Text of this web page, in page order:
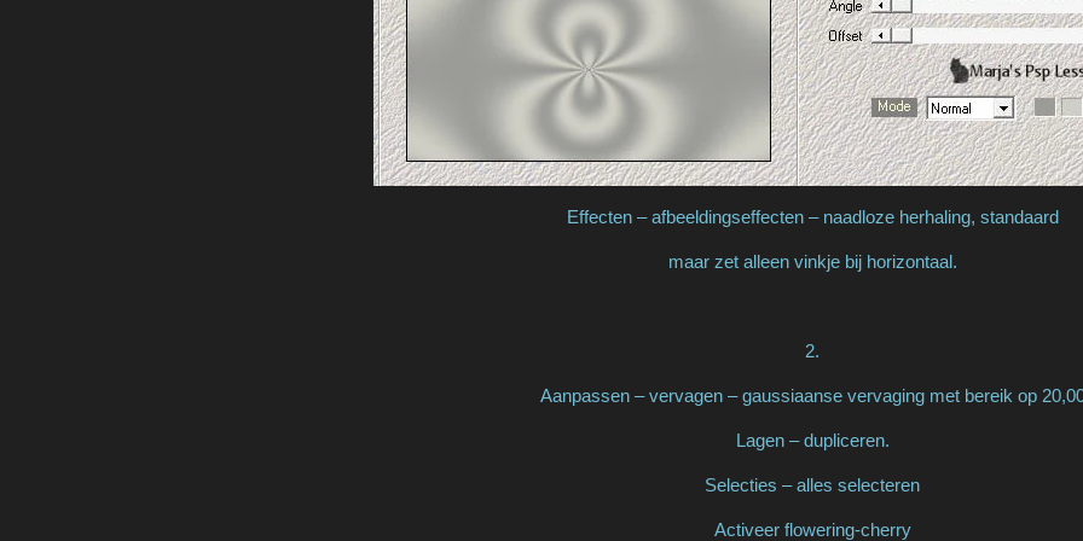
Effecten – afbeeldingseffecten – naadloze herhaling, standaard
maar zet alleen vinkje bij horizontaal.
2.
Aanpassen – vervagen – gaussiaanse vervaging met bereik op
Lagen – dupliceren.
Selecties – alles selecteren
Activeer flowering-cherry